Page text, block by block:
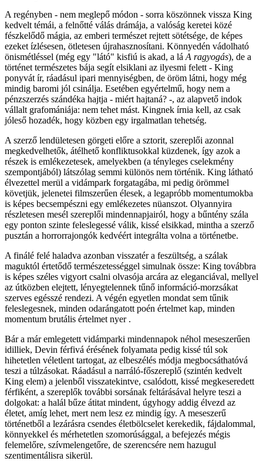
A regényben - nem meglepő módon - sorra köszönnek vissza King
kedvelt témái, a felnőtté válás drámája, a valóság keretei közé
fészkelődő mágia, az emberi természet rejtett sötétsége, de képes
ezeket ízlésesen, ötletesen újrahasznosítani. Könnyedén vádolható
önismétléssel (még egy "látó" kisfiú is akad, a lá A ragyogás), de a
történet természetes bája segít elsiklani az ilyesmi felett - King
ponyvát ír, ráadásul ipari mennyiségben, de öröm látni, hogy még
mindig baromi jól csinálja. Esetében egyértelmű, hogy nem a
pénzszerzés szándéka hajtja - miért hajtaná? -, az alapvető indok
vállalt grafomániája: nem tehet mást. Kingnek írnia kell, az csak
jóleső hozadék, hogy közben egy irgalmatlan tehetség.
A szerző lendületesen görgeti előre a sztorit, szereplői azonnal
megkedvelhetők, átélhető konfliktusokkal küzdenek, így azok a
részek is emlékezetesek, amelyekben (a tényleges cselekmény
szempontjából) látszólag semmi különös nem történik. King látható
élvezettel merül a vidámpark forgatagába, mi pedig örömmel
követjük, jelenetei filmszerűen élesek, a legapróbb momentumokba
is képes becsempészni egy emlékezetes nüanszot. Olyannyira
részletesen mesél szereplői mindennapjairól, hogy a bűntény szála
egy ponton szinte feleslegessé válik, kissé elsikkad, mintha a szerző
pusztán a horrorrajongók kedvéért integrálta volna a történetbe.
A finálé felé haladva azonban visszatér a feszültség, a szálak
maguktól értetődő természetességgel simulnak össze: King továbbra
is képes széles vigyort csalni olvasója arcára az eleganciával, mellyel
az útközben elejtett, lényegtelennek tűnő információ-morzsákat
szerves egésszé rendezi. A végén egyetlen mondat sem tűnik
feleslegesnek, minden odarángatott poén értelmet kap, minden
momentum brutális értelmet nyer .
Bár a már emlegetett vidámparki mindennapok néhol meseszerűen
idilliek, Devin férfivá érésének folyamata pedig kissé túl sok
hihetetlen véletlent tartogat, az elbeszélés módja megbocsáthatóvá
teszi a túlzásokat. Ráadásul a narráló-főszereplő (szintén kedvelt
King elem) a jelenből visszatekintve, csalódott, kissé megkeseredett
férfiként, a szereplők további sorsának feltárásával helyre teszi a
dolgokat: a halál bűze átitat mindent, úgyhogy addig élvezd az
életet, amíg lehet, mert nem lesz ez mindig így. A meseszerű
történetből a lezárásra csendes életbölcselet kerekedik, fájdalommal,
könnyekkel és mérhetetlen szomorúsággal, a befejezés mégis
felemelőre, szívmelengetőre, de szerencsére nem hazugul
szentimentálisra sikerül.